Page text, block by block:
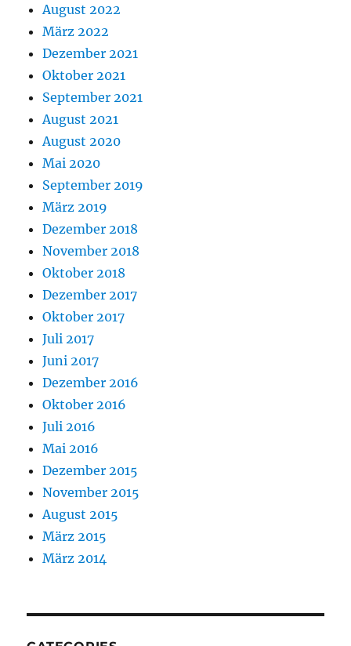
August 2022
März 2022
Dezember 2021
Oktober 2021
September 2021
August 2021
August 2020
Mai 2020
September 2019
März 2019
Dezember 2018
November 2018
Oktober 2018
Dezember 2017
Oktober 2017
Juli 2017
Juni 2017
Dezember 2016
Oktober 2016
Juli 2016
Mai 2016
Dezember 2015
November 2015
August 2015
März 2015
März 2014